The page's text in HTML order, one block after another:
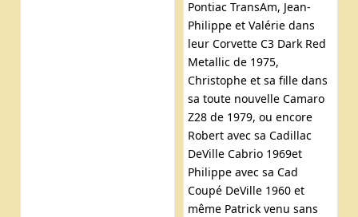
Pontiac TransAm, Jean-
Philippe et Valérie dans
leur Corvette C3 Dark Red
Metallic de 1975,
Christophe et sa fille dans
sa toute nouvelle Camaro
Z28 de 1979, ou encore
Robert avec sa Cadillac
DeVille Cabrio 1969et
Philippe avec sa Cad
Coupé DeVille 1960 et
même Patrick venu sans